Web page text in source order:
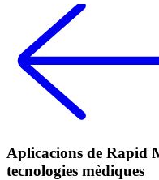
Aplicacions de Rapid
tecnologies mèdiques